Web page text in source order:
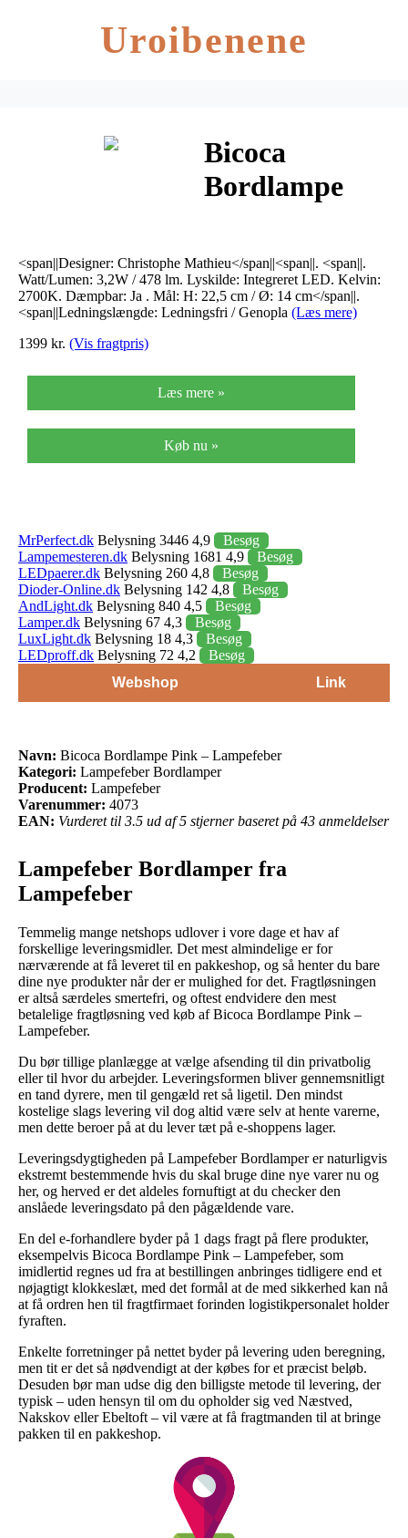
Uroibenene
Bicoca
Bordlampe
Lampefeber
<span||Designer: Christophe Mathieu</span||<span||. <span||.
Watt/Lumen: 3,2W / 478 lm. Lyskilde: Integreret LED. Kelvin:
2700K. Dæmpbar: Ja . Mål: H: 22,5 cm / Ø: 14 cm</span||.
<span||Ledningslængde: Ledningsfri / Genopla (Læs mere)
1399 kr. (Vis fragtpris)
Læs mere »
Køb nu »
MrPerfect.dk Belysning 3446 4,9
Besøg
Lampemesteren.dk Belysning 1681 4,9
Besøg
LEDpaerer.dk Belysning 260 4,8
Besøg
Dioder-Online.dk Belysning 142 4,8
Besøg
AndLight.dk Belysning 840 4,5
Besøg
Lamper.dk Belysning 67 4,3
Besøg
LuxLight.dk Belysning 18 4,3
Besøg
LEDproff.dk Belysning 72 4,2
Besøg
Webshop
Link
Navn: Bicoca Bordlampe Pink – Lampefeber
Kategori: Lampefeber Bordlamper
Producent: Lampefeber
Varenummer: 4073
EAN: Vurderet til 3.5 ud af 5 stjerner baseret på 43 anmeldelser
Lampefeber Bordlamper fra
Lampefeber
Temmelig mange netshops udlover i vore dage et hav af
forskellige leveringsmidler. Det mest almindelige er for
nærværende at få leveret til en pakkeshop, og så henter du bare
dine nye produkter når der er mulighed for det. Fragtløsningen
er altså særdeles smertefri, og oftest endvidere den mest
betalelige fragtløsning ved køb af Bicoca Bordlampe Pink –
Lampefeber.
Du bør tillige planlægge at vælge afsending til din privatbolig
eller til hvor du arbejder. Leveringsformen bliver gennemsnitligt
en tand dyrere, men til gengæld ret så ligetil. Den mindst
kostelige slags levering vil dog altid være selv at hente varerne,
men dette beroer på at du lever tæt på e-shoppens lager.
Leveringsdygtigheden på Lampefeber Bordlamper er naturligvis
ekstremt bestemmende hvis du skal bruge dine nye varer nu og
her, og herved er det aldeles fornuftigt at du checker den
anslåede leveringsdato på den pågældende vare.
En del e-forhandlere byder på 1 dags fragt på flere produkter,
eksempelvis Bicoca Bordlampe Pink – Lampefeber, som
imidlertid regnes ud fra at bestillingen anbringes tidligere end et
nøjagtigt klokkeslæt, med det formål at de med sikkerhed kan nå
at få ordren hen til fragtfirmaet forinden logistikpersonalet holder
fyraften.
Enkelte forretninger på nettet byder på levering uden beregning,
men tit er det så nødvendigt at der købes for et præcist beløb.
Desuden bør man udse dig den billigste metode til levering, der
typisk – uden hensyn til om du opholder sig ved Næstved,
Nakskov eller Ebeltoft – vil være at få fragtmanden til at bringe
pakken til en pakkeshop.